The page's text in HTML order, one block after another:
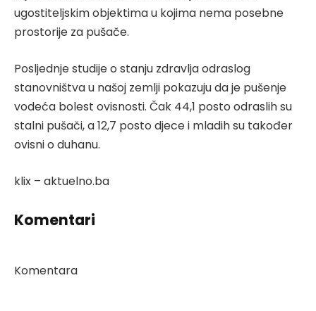
ugostiteljskim objektima u kojima nema posebne
prostorije za pušače.
Posljednje studije o stanju zdravlja odraslog
stanovništva u našoj zemlji pokazuju da je pušenje
vodeća bolest ovisnosti. Čak 44,1 posto odraslih su
stalni pušači, a 12,7 posto djece i mladih su također
ovisni o duhanu.
klix – aktuelno.ba
Komentari
Komentara